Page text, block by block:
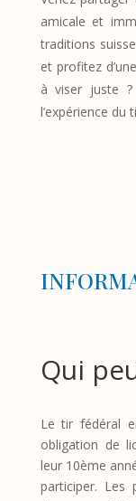
amicale et
traditions
et profitez
à viser juste
l’expérience du
Qui
Le tir fédéral
obligation de
leur 10ème
participer. Les